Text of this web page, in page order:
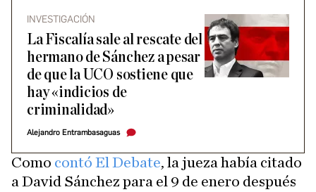
INVESTIGACIÓN
La Fiscalía sale al rescate del
hermano de Sánchez a pesar
de que la UCO sostiene que
hay «indicios de
criminalidad»
Alejandro Entrambasaguas
Como contó El Debate, la jueza había citado
a David Sánchez para el 9 de enero después